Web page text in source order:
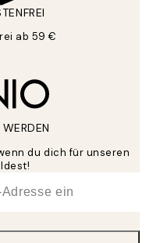
ab 59 €
du dich für unseren